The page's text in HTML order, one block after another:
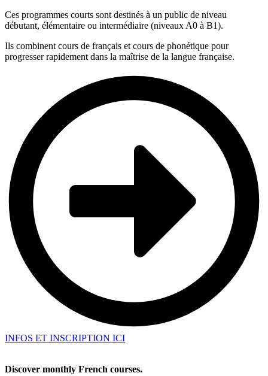
Ces programmes courts sont destinés à un public de niveau
débutant, élémentaire ou intermédiaire (niveaux A0 à B1).
Ils combinent cours de français et cours de phonétique pour
progresser rapidement dans la maîtrise de la langue française.
INFOS ET INSCRIPTION ICI
Discover monthly French courses.